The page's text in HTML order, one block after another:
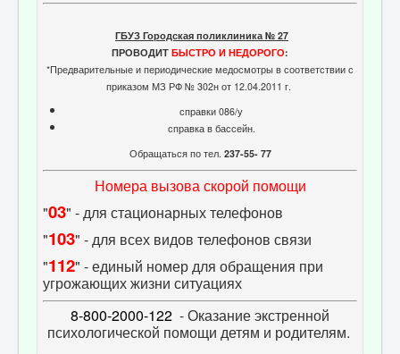
ГБУЗ Городская поликлиника № 27
ПРОВОДИТ БЫСТРО И НЕДОРОГО:
*Предварительные и периодические медосмотры в соответствии с
приказом МЗ РФ № 302н от 12.04.2011 г.
справки 086/у
справка в бассейн.
Обращаться по тел. 237-55- 77
Номера вызова скорой помощи
"03" - для стационарных телефонов
"103" - для всех видов телефонов связи
"112" - единый номер для обращения при
угрожающих жизни ситуациях
8-800-2000-122 - Оказание экстренной
психологической помощи детям и родителям.